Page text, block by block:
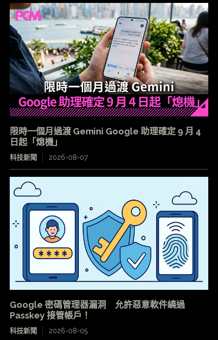
限時一個月過渡 Gemini Google 助理確定 9 月 4
日起「熄機」
科技新聞 2026-08-07
Google 密碼管理器漏洞 允許惡意軟件繞過
Passkey 接管帳戶！
科技新聞 2026-08-05